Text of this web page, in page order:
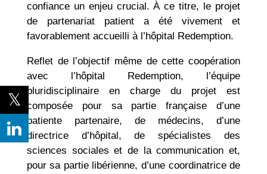
confiance un enjeu crucial. À ce titre, le projet
de partenariat patient a été vivement et
favorablement accueilli à l’hôpital Redemption.
Reflet de l’objectif même de cette coopération
avec l’hôpital Redemption, l’équipe
pluridisciplinaire en charge du projet est
composée pour sa partie française d’une
patiente partenaire, de médecins, d’une
directrice d’hôpital, de spécialistes des
sciences sociales et de la communication et,
pour sa partie libérienne, d’une coordinatrice de